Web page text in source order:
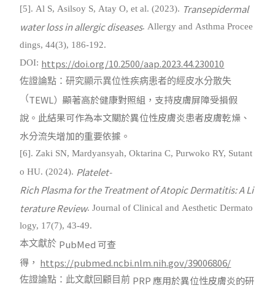
[5]. Al S, Asilsoy S, Atay O, et al. (2023). Transepidermal
water loss in allergic diseases. Allergy and Asthma Procee
dings, 44(3), 186-192.
DOI: https://doi.org/10.2500/aap.2023.44.230010
佐證論點：研究顯示異位性疾病患者的經皮水分散失
（TEWL ）顯著高於健康對照組，支持皮膚屏障受損假
說。此結果可作為本文關於異位性皮膚炎患者皮膚乾燥、
水分流失增加的重要依據。
[6]. Zaki SN, Mardyansyah, Oktarina C, Purwoko RY, Sutant
o HU. (2024). Platelet-
Rich Plasma for the Treatment of Atopic Dermatitis: A Li
terature Review. Journal of Clinical and Aesthetic Dermato
logy, 17(7), 43-49.
本文獻於 PubMed可查
得， https://pubmed.ncbi.nlm.nih.gov/39006806/
佐證論點：此文獻回顧目前 PRP應用於異位性皮膚炎的研